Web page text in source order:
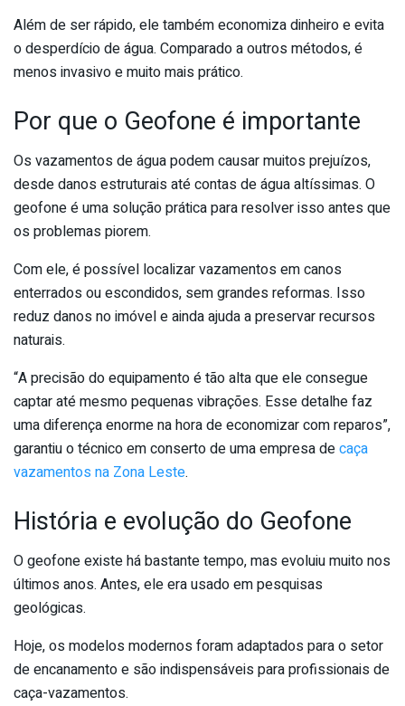
Além de ser rápido, ele também economiza dinheiro e evita
o desperdício de água. Comparado a outros métodos, é
menos invasivo e muito mais prático.
Por que o Geofone é importante
Os vazamentos de água podem causar muitos prejuízos,
desde danos estruturais até contas de água altíssimas. O
geofone é uma solução prática para resolver isso antes que
os problemas piorem.
Com ele, é possível localizar vazamentos em canos
enterrados ou escondidos, sem grandes reformas. Isso
reduz danos no imóvel e ainda ajuda a preservar recursos
naturais.
“A precisão do equipamento é tão alta que ele consegue
captar até mesmo pequenas vibrações. Esse detalhe faz
uma diferença enorme na hora de economizar com reparos”,
garantiu o técnico em conserto de uma empresa decaça
vazamentos na Zona Leste.
História e evolução do Geofone
O geofone existe há bastante tempo, mas evoluiu muito nos
últimos anos. Antes, ele era usado em pesquisas
geológicas.
Hoje, os modelos modernos foram adaptados para o setor
de encanamento e são indispensáveis para profissionais de
caça-vazamentos.